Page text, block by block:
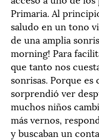
Primaria. Al
saludo en un tono
de una amplia
morning! Para
que tanto nos
sonrisas. Porque es
sorprendió ver
muchos niños
más vernos,
y buscaban un